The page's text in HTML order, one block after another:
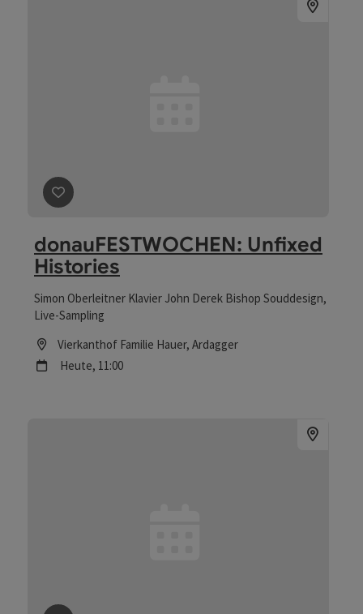
Beitrag merken
donauFESTWOCHEN: Unfixed
Histories
Simon Oberleitner Klavier John Derek Bishop Souddesign,
Live-Sampling
Location
Vierkanthof Familie Hauer, Ardagger
Nächster Termin
Heute, 11:00